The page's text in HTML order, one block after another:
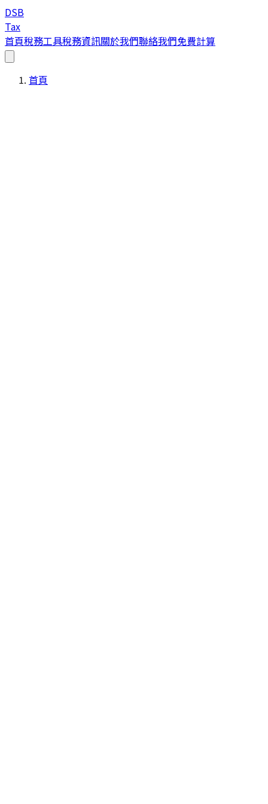
DSB
Tax
首頁稅務工具稅務資訊關於我們聯絡我們免費計算
首頁